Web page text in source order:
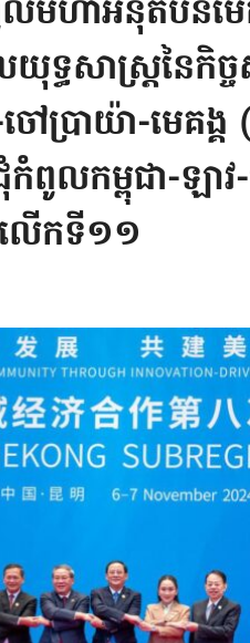
មហាអនុតំបន់មេ
ធសាស្ត្រនៃកិច្
ៅប្រាយ៉ា-មេគង្
ពូលកម្ពុជា-ឡា
ើកទី១១